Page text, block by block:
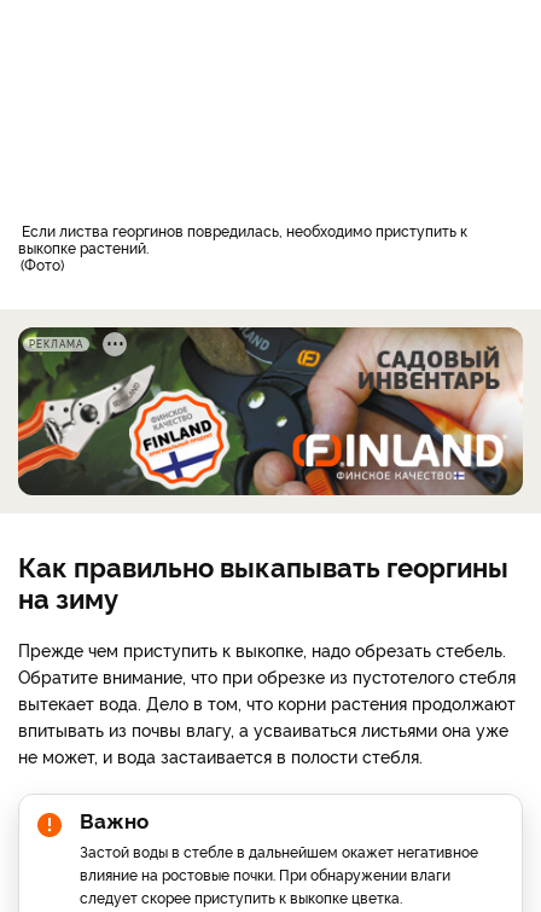
если листва георгинов повредилась, необходимо приступить к
выкопке растений.
Фото
РЕКЛАМА
Как правильно выкапывать георгины
на зиму
Прежде чем приступить к выкопке, надо обрезать стебель.
Обратите внимание, что при обрезке из пустотелого стебля
вытекает вода. Дело в том, что корни растения продолжают
впитывать из почвы влагу, а усваиваться листьями она уже
не может, и вода застаивается в полости стебля.
Важно
Застой воды в стебле в дальнейшем окажет негативное
влияние на ростовые почки. При обнаружении влаги
следует скорее приступить к выкопке цветка.